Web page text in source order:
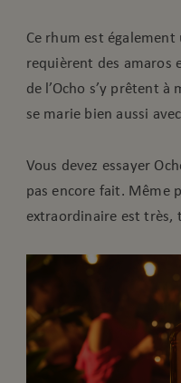
Ce rhum est
requièrent des amaros
de l’Ocho s’y prêtent
se marie bien aussi
Vous devez essayer
pas encore fait. Même
extraordinaire est très,